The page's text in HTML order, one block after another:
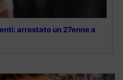
arrestato un 27enne a